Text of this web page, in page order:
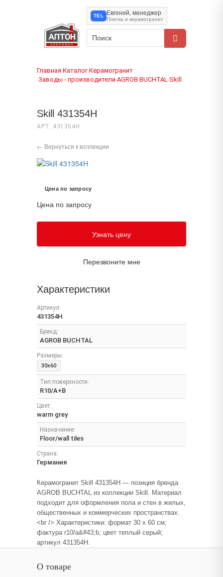
TEL
Евгений, менеджер
Плитка и керамогранит
Главная›Каталог›Керамогранит
›Заводы - производители›AGROB BUCHTAL›Skill
Skill 431354H
АРТ. 431354H
← Вернуться к коллекции
Цена по запросу
Цена по запросу
Узнать цену
Перезвоните мне
Характеристики
Артикул:
431354H
Бренд:
AGROB BUCHTAL
Размеры:
30x60
Тип поверхности:
R10/A+B
Цвет:
warm grey
Назначение:
Floor/wall tiles
Страна:
Германия
Керамогранит Skill 431354H — позиция бренда
AGROB BUCHTAL из коллекции Skill. Материал
подходит для оформления пола и стен в жилых,
общественных и коммерческих пространствах.
<br /> Характеристики: формат 30 x 60 см;
фактура r10/a&#43;b; цвет теплый серый;
артикул 431354H.
О товаре